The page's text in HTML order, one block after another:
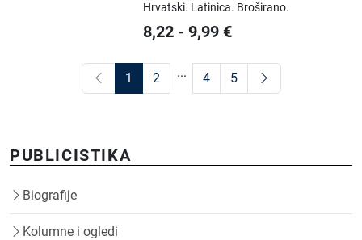
Hrvatski. Latinica. Broširano.
8,22 -9,99 €
1 2 ... 4 5
PUBLICISTIKA
Biografije
Kolumne i ogledi